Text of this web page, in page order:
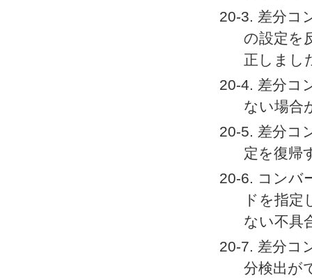
20-3. 差分コ
の設定を
正しまし
20-4. 差分コ
ない場合
20-5. 差分コ
定を復帰
20-6. コンバ
ドを指
ない不具
20-7. 差分コ
分検出が